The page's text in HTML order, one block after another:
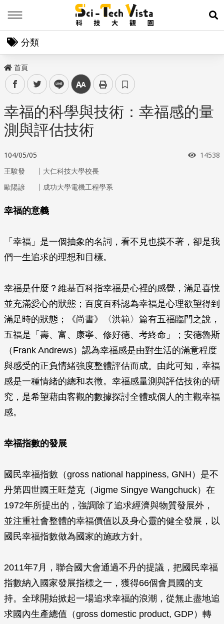
展
分類
首頁
facebooktwitter line 中
幸福的科學與技術：幸福感的量
測與評估技術
104/05/05 瀏覽次
14538
王駿發 ｜ 大仁科技大學校長
歐陽諺
｜ 成功大學電機工程學系
幸福的意義
「幸福」是一個抽象的名詞，看不見也摸不著，卻是我
們一生追求的理想和目標。
幸福是什麼？維基百科指幸福是心裡的感覺，滿足喜悅
並充滿愛心的狀態；百度百科認為幸福是心理欲望得到
滿足時的狀態；《尚書》〈洪範〉篇有五福臨門之說，
五福是「壽、富、康寧、修好德、考終命」；安德魯斯
（Frank Andrews）認為幸福感是由對生活的滿意程度
與感受的正負情緒強度整體評估而成。由此可知，幸福
感是一種情緒的總和表徵。幸福感量測與評估技術的研
究，是希望藉由客觀的數據探討全體或個人的主觀幸福
感。
幸福指數的發展
國民幸福指數（gross national happiness, GNH）是不
丹第四世國王旺楚克（Jigme Singye Wangchuck）在
1972年所提出的，強調除了追求經濟與物質發展外，
並注重社會整體的幸福價值以及身心靈的健全發展，以
國民幸福指數做為國家的施政方針。
2011年7月，聯合國大會通過不丹的提議，把國民幸福
指數納入國家發展指標之一，獲得66個會員國的支
持。全球開始掀起一場追求幸福的浪潮，從無止盡地追
求國內生產總值（gross domestic product, GDP）轉